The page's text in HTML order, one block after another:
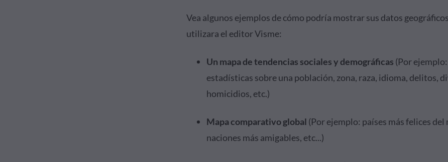
Vea algunos ejemplos de cómo podría mostrar sus datos
utilizara el editor Visme:
Un mapa de tendencias sociales y demográficas (Por ejemplo:
estadísticas sobre una población, zona, raza, idioma, delitos,
homicidios, etc.)
Mapa comparativo global (Por ejemplo: países más felices del
naciones más amigables, etc...)